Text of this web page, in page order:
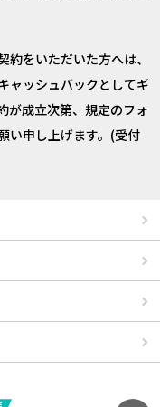
をいただいた方へは、
ャッシュバックとしてギ
が成立次第、規定のフォ
い申し上げます。(受付